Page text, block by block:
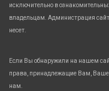
исключительно в
владельцам. Администрация
несет.
Если Вы обнаружили на нашем
права, принадлежащие Вам,
нам.